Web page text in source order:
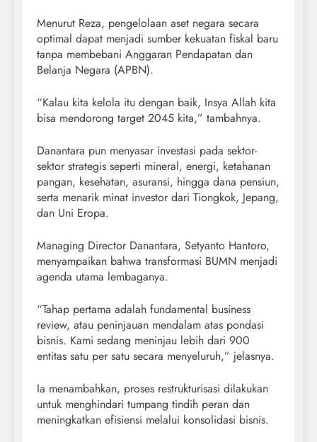
Menurut Reza, pengelolaan aset negara secara
optimal dapat menjadi sumber kekuatan fiskal baru
tanpa membebani Anggaran Pendapatan dan
Belanja Negara (APBN).
“Kalau kita kelola itu dengan baik, Insya Allah kita
bisa mendorong target 2045 kita,” tambahnya.
Danantara pun menyasar investasi pada sektor-
sektor strategis seperti mineral, energi, ketahanan
pangan, kesehatan, asuransi, hingga dana pensiun,
serta menarik minat investor dari Tiongkok, Jepang,
dan Uni Eropa.
Managing Director Danantara, Setyanto Hantoro,
menyampaikan bahwa transformasi BUMN menjadi
agenda utama lembaganya.
“Tahap pertama adalah fundamental business
review, atau peninjauan mendalam atas pondasi
bisnis. Kami sedang meninjau lebih dari 900
entitas satu per satu secara menyeluruh,” jelasnya.
Ia menambahkan, proses restrukturisasi dilakukan
untuk menghindari tumpang tindih peran dan
meningkatkan efisiensi melalui konsolidasi bisnis.